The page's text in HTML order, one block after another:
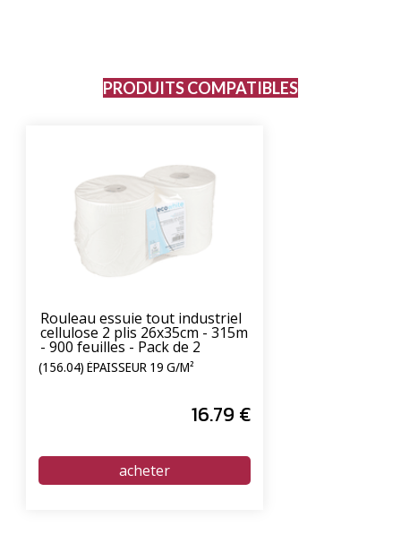
PRODUITS COMPATIBLES
Rouleau essuie tout industriel
cellulose 2 plis 26x35cm - 315m
- 900 feuilles - Pack de 2
(156.04) ÉPAISSEUR 19 G/M²
16.79 €